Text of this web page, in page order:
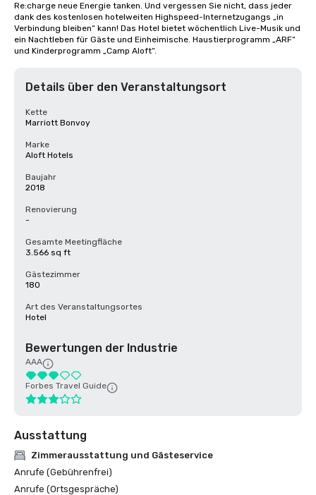
Re:charge neue Energie tanken. Und vergessen Sie nicht, dass jeder
dank des kostenlosen hotelweiten Highspeed-Internetzugangs „in
Verbindung bleiben“ kann! Das Hotel bietet wöchentlich Live-Musik und
ein Nachtleben für Gäste und Einheimische. Haustierprogramm „ARF“
und Kinderprogramm „Camp Aloft“.
Details über den Veranstaltungsort
Kette
Marriott Bonvoy
Marke
Aloft Hotels
Baujahr
2018
Renovierung
-
Gesamte Meetingfläche
3.566 sq ft
Gästezimmer
180
Art des Veranstaltungsortes
Hotel
Bewertungen der Industrie
AAA
Forbes Travel Guide
Ausstattung
Zimmerausstattung und Gästeservice
Anrufe (Gebührenfrei)
Anrufe (Ortsgespräche)